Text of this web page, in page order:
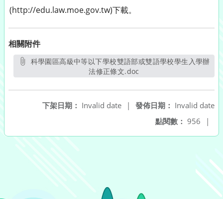
(http://edu.law.moe.gov.tw)下載。
相關附件
法修正條文.doc
發佈日期： Invalid date
下架日期： Invalid date
|
點閱數： 956 |